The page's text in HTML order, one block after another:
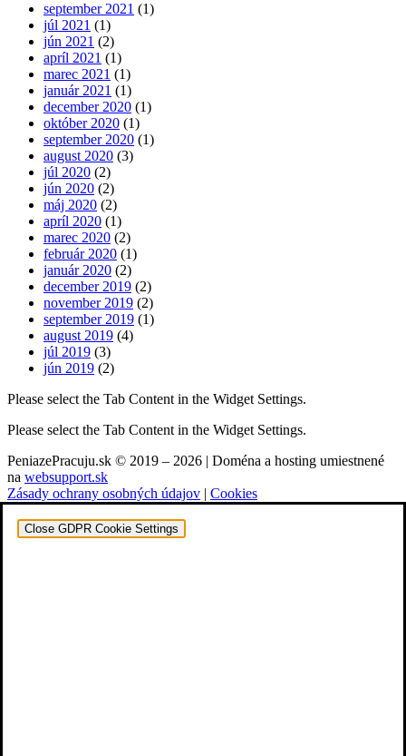
september 2021 (1)
júl 2021 (1)
jún 2021 (2)
apríl 2021 (1)
marec 2021 (1)
január 2021 (1)
december 2020 (1)
október 2020 (1)
september 2020 (1)
august 2020 (3)
júl 2020 (2)
jún 2020 (2)
máj 2020 (2)
apríl 2020 (1)
marec 2020 (2)
február 2020 (1)
január 2020 (2)
december 2019 (2)
november 2019 (2)
september 2019 (1)
august 2019 (4)
júl 2019 (3)
jún 2019 (2)
Please select the Tab Content in the Widget Settings.
Please select the Tab Content in the Widget Settings.
PeniazePracuju.sk © 2019 – 2026 | Doména a hosting umiestnené
na websupport.sk
Zásady ochrany osobných údajov | Cookies
Close GDPR Cookie Settings